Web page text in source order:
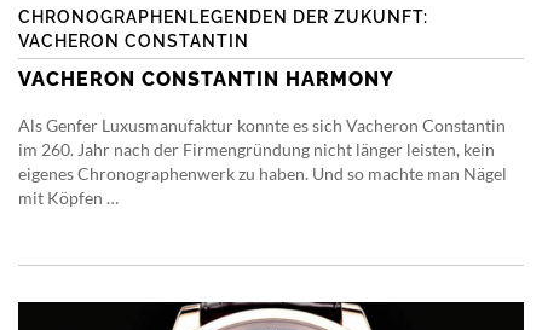
CHRONOGRAPHENLEGENDEN DER ZUKUNFT:
VACHERON CONSTANTIN
VACHERON CONSTANTIN HARMONY
Als Genfer Luxusmanufaktur konnte es sich Vacheron Constantin
im 260. Jahr nach der Firmengründung nicht länger leisten, kein
eigenes Chronographenwerk zu haben. Und so machte man Nägel
mit Köpfen …